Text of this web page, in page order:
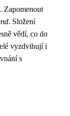
Zapomenout
. Složení
vědí, co do
vyzdvihují i
s